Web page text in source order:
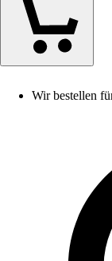
Wir bestellen